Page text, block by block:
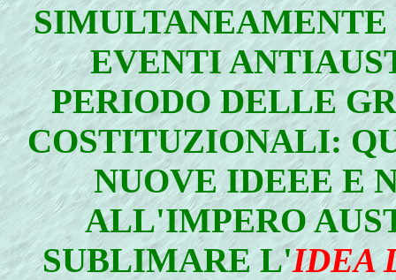
EVENTI
PERIODO DELLE
COSTITUZIONALI:
NUOVE IDEEE E
ALL'IMPERO
SUBLIMARE L'IDEA